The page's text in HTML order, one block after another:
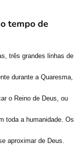
tempo de
três grandes linhas de
durante a Quaresma,
o Reino de Deus, ou
toda a humanidade. Os
aproximar de Deus.